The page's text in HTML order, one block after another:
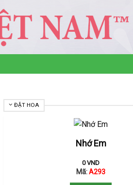
ĐẶT HOA
Nhớ Em
0VND
Mã:A293